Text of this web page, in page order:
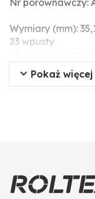
Nr porównawczy:
Wymiary (mm):
23 wpusty
Pokaż więcej